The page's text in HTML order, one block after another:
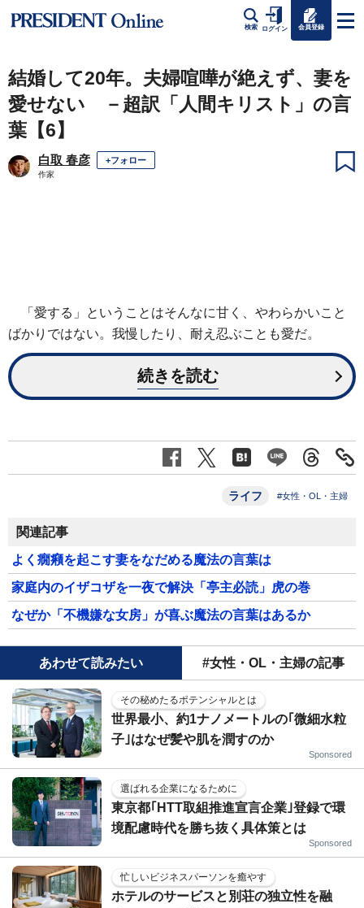
検索 ログイン 会員登録
結婚して20年。夫婦喧嘩が絶えず、妻を
愛せない －超訳「人間キリスト」の言
葉【6】
白取 春彦 +フォロー
作家
「愛する」ということはそんなに甘く、やわらかいこと
ばかりではない。我慢したり、耐え忍ぶことも愛だ。
続きを読む
ライフ #女性・OL・主婦
関連記事
よく癇癪を起こす妻をなだめる魔法の言葉は
家庭内のイザコザを一夜で解決「亭主必読」虎の巻
なぜか「不機嫌な女房」が喜ぶ魔法の言葉はあるか
あわせて読みたい #女性・OL・主婦の記事
その秘めたるポテンシャルとは
世界最小、約1ナノメートルの｢微細水粒
子｣はなぜ髪や肌を潤すのか
Sponsored
選ばれる企業になるために
東京都｢HTT取組推進宣言企業｣登録で環
境配慮時代を勝ち抜く具体策とは
Sponsored
忙しいビジネスパーソンを癒やす
ホテルのサービスと別荘の独立性を融